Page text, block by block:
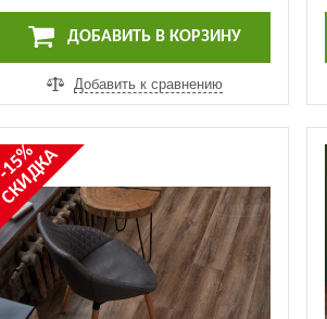
ДОБАВИТЬ В КОРЗИНУ
Добавить к сравнению
-15%
СКИДКА